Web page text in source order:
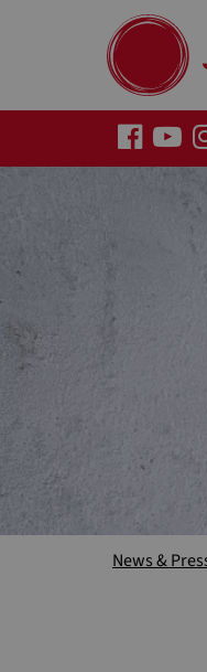
News &